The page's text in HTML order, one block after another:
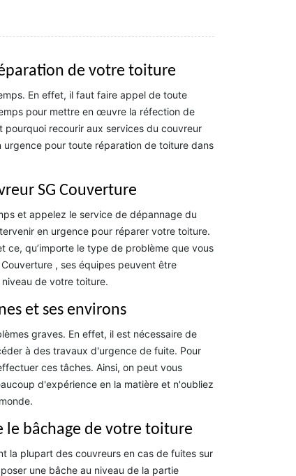
de votre toiture
En effet, il faut faire appel de toute
pour mettre en œuvre la réfection de
pourquoi recourir aux services du couvreur
urgence pour toute réparation de toiture dans
SG Couverture
et appelez le service de dépannage du
en urgence pour réparer votre toiture.
ce, qu’importe le type de problème que vous
, ses équipes peuvent être
de votre toiture.
et ses environs
graves. En effet, il est nécessaire de
à des travaux d'urgence de fuite. Pour
ces tâches. Ainsi, on peut vous
d'expérience en la matière et n'oubliez
le bâchage de votre toiture
la plupart des couvreurs en cas de fuites sur
une bâche au niveau de la partie